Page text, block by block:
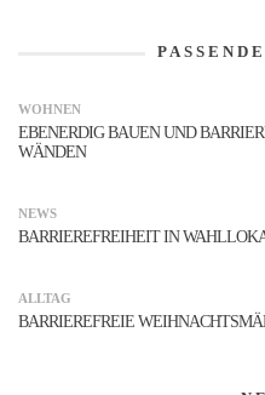
WOHNEN
EBENERDIG BAUEN UND
WÄNDEN
NEWS
BARRIEREFREIHEIT IN
ALLTAG
BARRIEREFREIE